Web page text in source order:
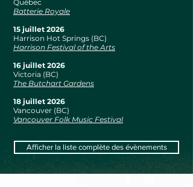
Québec
Batterie Royale
15 juillet 2026
Harrison Hot Springs (BC)
Harrison Festival of the Arts
16 juillet 2026
Victoria (BC)
The Butchart Gardens
18 juillet 2026
Vancouver (BC)
Vancouver Folk Music Festival
Afficher la liste complète des évènements